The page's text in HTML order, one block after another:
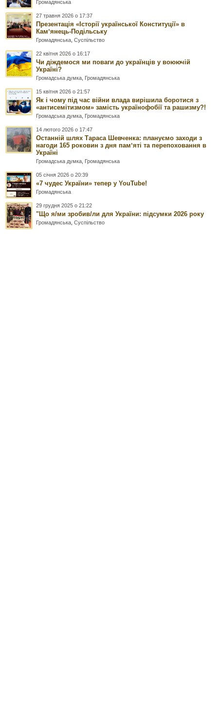
Громадянська
27 травня 2026 о 17:37
Презентація «Історії української Конституції» в
Камʼянець-Подільську
Громадянська ,Суспільство
22 квітня 2026 о 16:17
Чи діждемося ми поваги до українців у воюючій
Україні?
Громадська думка Громадянська
15 квітня 2026 о 21:57
Як і чому під час війни влада вирішила боротися з
«антисемітизмом» замість українофобії та рашизму?!
Громадська думка Громадянська
14 лютого 2026 о 17:47
Останній шлях Тараса Шевченка: плануємо заходи з
нагоди 165 роковин з дня памʼяті та перепоховання в
Україні
Громадська думка Громадянська
05 січня 2026 о 20:39
«7 чудес України» тепер у YouTube!
Громадянська
29 грудня 2025 о 21:22
"Що я/ми зробив/ли для України: підсумки 2026 року
Громадянська ,Суспільство